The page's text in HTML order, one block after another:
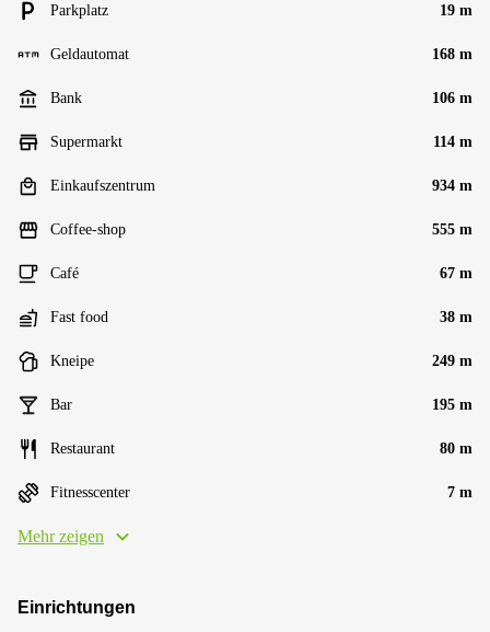
Parkplatz 19 m
Geldautomat 168 m
Bank 106 m
Supermarkt 114 m
Einkaufszentrum 934 m
Coffee-shop 555 m
Café 67 m
Fast food 38 m
Kneipe 249 m
Bar 195 m
Restaurant 80 m
Fitnesscenter 7 m
Mehr zeigen
Einrichtungen